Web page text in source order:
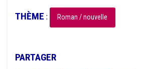
THÈME : Roman / nouvelle
PARTAGER